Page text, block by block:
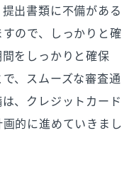
出書類に不備がある
ので、しっかりと確
をしっかりと確保
、スムーズな審査通
、クレジットカード
的に進めていきまし